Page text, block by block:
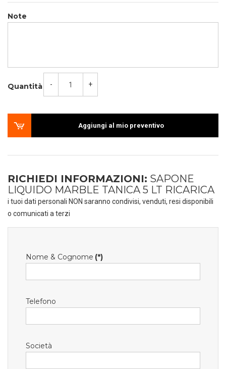
Note
Quantità - +
Aggiungi al mio preventivo
RICHIEDI INFORMAZIONI: SAPONE
LIQUIDO MARBLE TANICA 5 LT RICARICA
i tuoi dati personali NON saranno condivisi, venduti, resi disponibili
o comunicati a terzi
Nome & Cognome (*)
Telefono
Società